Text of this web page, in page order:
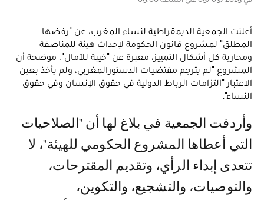
أعلنت الجمعية الديمقراطية لنساء المغرب، عن "رفضها
المطلق" لمشروع قانون الحكومة لإحداث هيئة للمناصفة
ومحاربة كل أشكال التمييز، معبرة عن "خيبة للآمال"، موضحة أن
المشروع "لم يترجم مقتضيات الدستورالمغربي، ولم يأخذ بعين
الاعتبار "التزامات الرباط الدولية في حقوق الإنسان وفي حقوق
النساء".
وأردفت الجمعية في بلاغ لها أن "الصلاحيات
التي أعطاها المشروع الحكومي للهيئة"، لا
تتعدى إبداء الرأي، وتقديم المقترحات،
والتوصيات، والتشجيع، والتكوين،